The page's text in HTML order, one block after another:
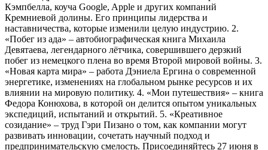
Кэмпбелла, коуча Google, Apple и других компаний
Кремниевой долины. Его принципы лидерства и
наставничества, которые изменили целую индустрию. 2.
«Побег из ада» – автобиографическая книга Михаила
Девятаева, легендарного лётчика, совершившего дерзкий
побег из немецкого плена во время Второй мировой войны. 3.
«Новая карта мира» – работа Дэниела Ергина о современной
энергетике, изменениях на глобальном рынке ресурсов и их
влиянии на мировую политику. 4. «Мои путешествия» – книга
Федора Конюхова, в которой он делится опытом уникальных
экспедиций, испытаний и открытий. 5. «Креативное
созидание» – труд Гэри Пизано о том, как компании могут
развивать инновации, сочетать научный подход и
предпринимательскую смелость. Присоединяйтесь 27 июня в